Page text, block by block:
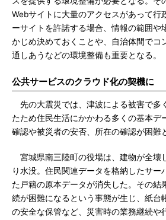
Webサイトに大量のアクセスがあって行
ーサイトを許諾する場合、情報の範囲や
かじめ決めておくことや、自治体間でコ
通しあうなどの環境整備も重要となる。
公共サービスのクラウド化の契機に
先の大震災では、津波による被害で多
たため住民生活にかかわる多くの基本デ
確認や被災者の安否、所在の確認が困難
宮城県南三陸町の役場は、建物が全壊
り水没。住民関連データを格納したサー
た戸籍の原本データが消失した。その結
続が困難になるという事態が生じ、紙台
の安全な保管など、災害時の業務継続や